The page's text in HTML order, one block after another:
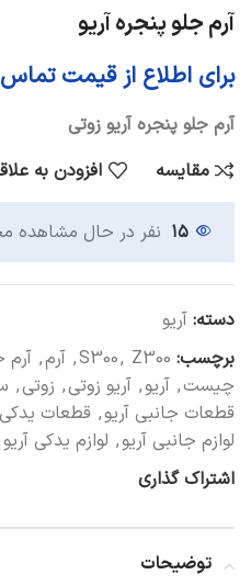
آرم جلو پنجره آریو
برای اطلاع از قیمت
آرم جلو پنجره آریو زوتی
مقایسه
افزودن به
۱۵ نفر در حال مشاهده
دسته: آریو
برچسب:
S300, Z300
, آرم, آرم
چیست, آریو, آریو زوتی, زوتی,
قطعات جانبی آریو, قطعات یدکی
لوازم جانبی آریو, لوازم یدکی آریو
اشتراک گذاری
توضیحات